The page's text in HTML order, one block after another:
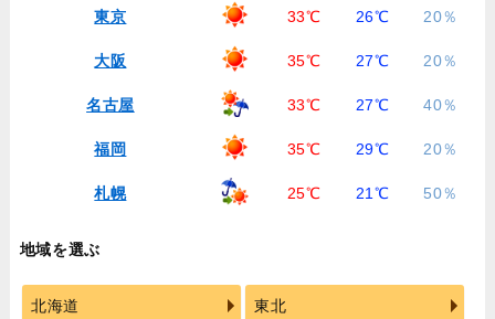
東京 33℃ 26℃ 20％
大阪 35℃ 27℃ 20％
名古屋 33℃ 27℃ 40％
福岡 35℃ 29℃ 20％
札幌 25℃ 21℃ 50％
地域を選ぶ
北海道 東北